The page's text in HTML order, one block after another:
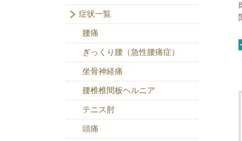
症状一覧
腰痛
ぎっくり腰（急性腰痛症）
坐骨神経痛
腰椎椎間板ヘルニア
テニス肘
頭痛